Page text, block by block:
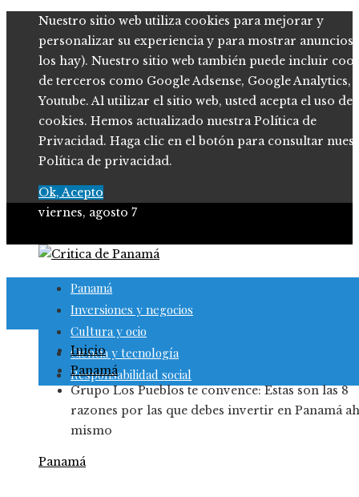
Nuestro sitio web utiliza cookies para mejorar y
personalizar su experiencia y para mostrar anuncios
los hay). Nuestro sitio web también puede incluir
de terceros como Google Adsense, Google Analytics,
Youtube. Al utilizar el sitio web, usted acepta el uso de
cookies. Hemos actualizado nuestra Política de
Privacidad. Haga clic en el botón para consultar
Política de privacidad.
Ok, Acepto
viernes, agosto 7
Panamá
Inversiones y negocios
Cultura y ocio
Ciencia y tecnología
Responsabilidad social
Inicio
Panamá
Grupo Los Pueblos te convence: Estas son las 8
razones por las que debes invertir en Panamá
mismo
Panamá